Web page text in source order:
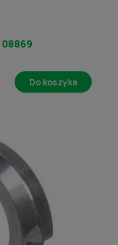
08869
Do koszyka